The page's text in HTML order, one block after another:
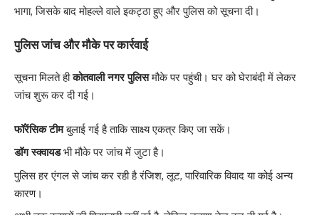
भागा, जिसके बाद मोहल्ले वाले इकट्ठा हुए और पुलिस को सूचना दी।
पुलिस जांच और मौके पर कार्रवाई
सूचना मिलते हीकोतवाली नगर पुलिसमौके पर पहुंची। घर को घेराबंदी में लेकर
जांच शुरू कर दी गई।
फॉरेंसिक टीमबुलाई गई है ताकि साक्ष्य एकत्र किए जा सकें।
डॉग स्क्वायडभी मौके पर जांच में जुटा है।
पुलिस हर एंगल से जांच कर रही है रंजिश, लूट, पारिवारिक विवाद या कोई अन्य
कारण।